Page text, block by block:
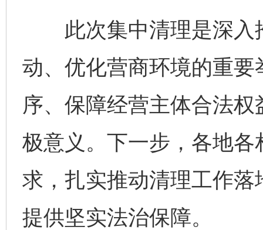
此次集中清理是深入
动、优化营商环境的重
序、保障经营主体合法
极意义。下一步，各地
求，扎实推动清理工作
提供坚实法治保障。
千年窑火 生生不息 一